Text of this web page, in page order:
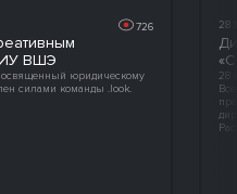
726
ВШЭ
юридическому
силами команды .look.
28